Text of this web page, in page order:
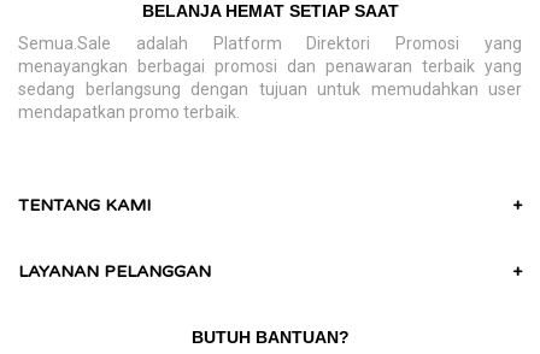
BELANJA HEMAT SETIAP SAAT
Semua.Sale adalah Platform Direktori Promosi yang
menayangkan berbagai promosi dan penawaran terbaik yang
sedang berlangsung dengan tujuan untuk memudahkan user
mendapatkan promo terbaik.
TENTANG KAMI +
LAYANAN PELANGGAN +
BUTUH BANTUAN?